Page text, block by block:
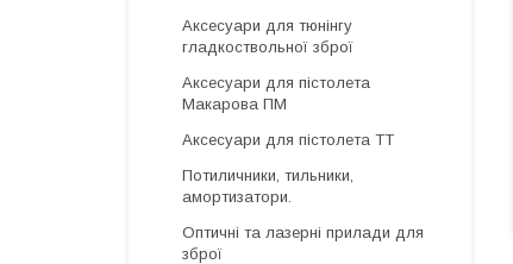
Аксесуари для тюнінгу
гладкоствольної зброї
Аксесуари для пістолета
Макарова ПМ
Аксесуари для пістолета ТТ
Потиличники, тильники,
амортизатори.
Оптичні та лазерні прилади для
зброї